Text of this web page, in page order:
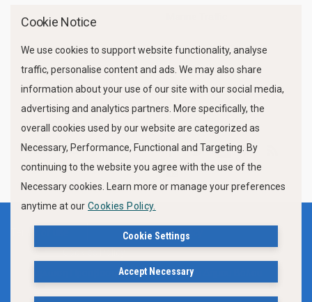
FOLLOW US
Privacy Policy
Δήλωση Προσβασιμότητας Ιστότοπου Δήμου Βόλου
Cookie Notice
We use cookies to support website functionality, analyse
traffic, personalise content and ads. We may also share
information about your use of our site with our social media,
advertising and analytics partners. More specifically, the
overall cookies used by our website are categorized as
Necessary, Performance, Functional and Targeting. By
continuing to the website you agree with the use of the
Necessary cookies. Learn more or manage your preferences
anytime at our Cookies Policy.
Cookie Settings
Accept Necessary